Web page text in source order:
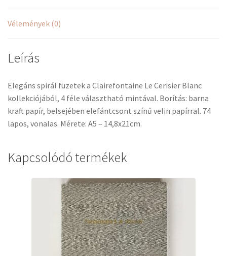
Vélemények (0)
Leírás
Elegáns spirál füzetek a Clairefontaine Le Cerisier Blanc
kollekciójából, 4 féle választható mintával. Borítás: barna
kraft papír, belsejében elefántcsont színű velin papírral. 74
lapos, vonalas. Mérete: A5 – 14,8x21cm.
Kapcsolódó termékek